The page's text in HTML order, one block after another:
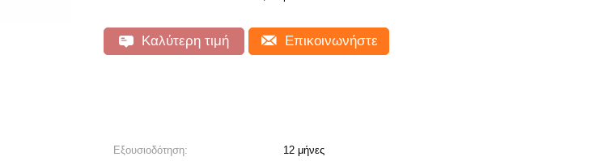
Καλύτερη τιμή Επικοινωνήστε
Εξουσιοδότηση:
12 μήνες